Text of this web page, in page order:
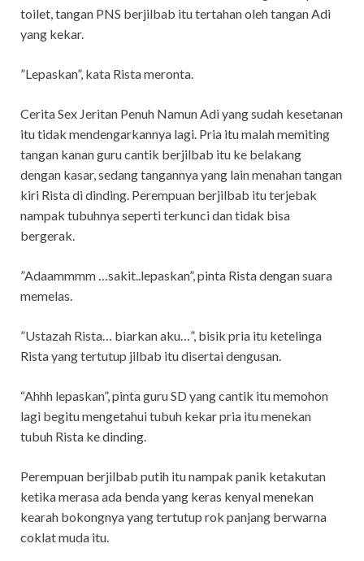
toilet, tangan PNS berjilbab itu tertahan oleh tangan Adi
yang kekar.
”Lepaskan”, kata Rista meronta.
Cerita Sex Jeritan Penuh Namun Adi yang sudah kesetanan
itu tidak mendengarkannya lagi. Pria itu malah memiting
tangan kanan guru cantik berjilbab itu ke belakang
dengan kasar, sedang tangannya yang lain menahan tangan
kiri Rista di dinding. Perempuan berjilbab itu terjebak
nampak tubuhnya seperti terkunci dan tidak bisa
bergerak.
”Adaammmm …sakit..lepaskan”, pinta Rista dengan suara
memelas.
”Ustazah Rista… biarkan aku…”, bisik pria itu ketelinga
Rista yang tertutup jilbab itu disertai dengusan.
“Ahhh lepaskan”, pinta guru SD yang cantik itu memohon
lagi begitu mengetahui tubuh kekar pria itu menekan
tubuh Rista ke dinding.
Perempuan berjilbab putih itu nampak panik ketakutan
ketika merasa ada benda yang keras kenyal menekan
kearah bokongnya yang tertutup rok panjang berwarna
coklat muda itu.